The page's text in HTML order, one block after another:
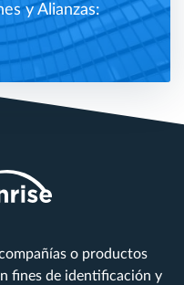
y Alianzas:
o productos
fines de identificación y